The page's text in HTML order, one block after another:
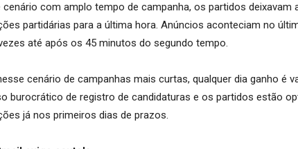
cenário com amplo tempo de campanha, os partidos deixavam
partidárias para a última hora. Anúncios aconteciam no
até após os 45 minutos do segundo tempo.
cenário de campanhas mais curtas, qualquer dia ganho é
burocrático de registro de candidaturas e os partidos estão
já nos primeiros dias de prazos.